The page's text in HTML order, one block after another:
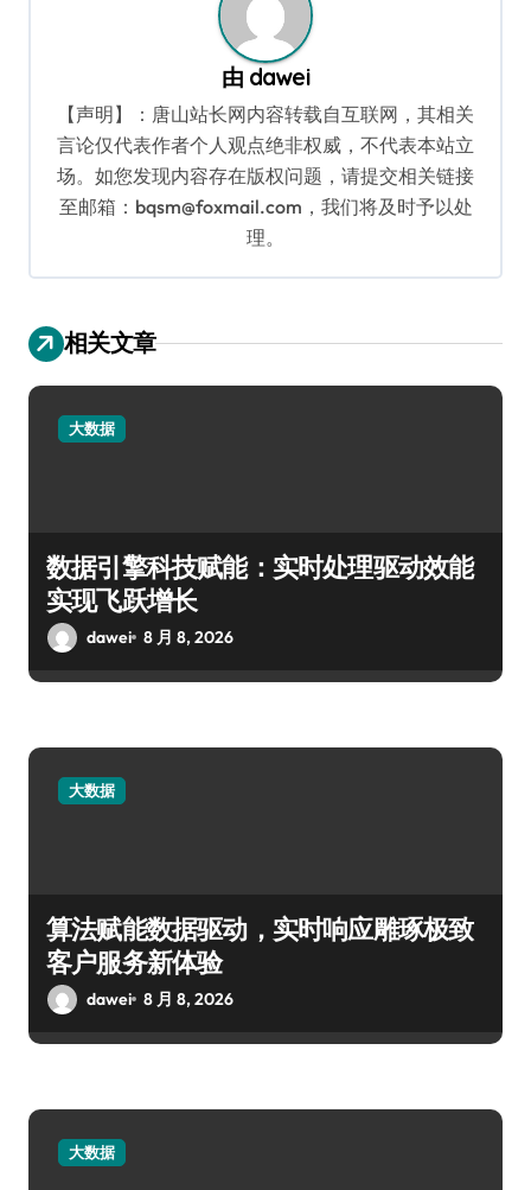
由 dawei
【声明】：唐山站长网内容转载自互联网，其相关
言论仅代表作者个人观点绝非权威，不代表本站立
场。如您发现内容存在版权问题，请提交相关链接
至邮箱：bqsm@foxmail.com，我们将及时予以处
理。
相关文章
大数据
数据引擎科技赋能：实时处理驱动效能
实现飞跃增长
dawei 8 月 8, 2026
大数据
算法赋能数据驱动，实时响应雕琢极致
客户服务新体验
dawei 8 月 8, 2026
大数据